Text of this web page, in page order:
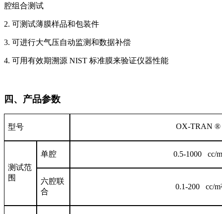
腔组合测试
2. 可测试薄膜样品和包装件
3. 可进行大气压自动监测和数据补偿
4. 可用有效期溯源 NIST 标准膜来验证仪器性能
四、产品参数
型号 OX-TRAN ®
测试范
围
单腔 0.5-1000 cc/
六腔联
合
0.1-200 cc/